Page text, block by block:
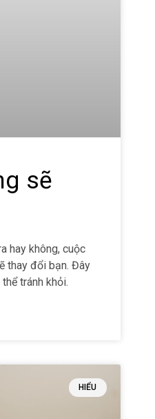
sẽ
hay không, cuộc
thay đổi bạn. Đây
tránh khỏi.
HIỂU